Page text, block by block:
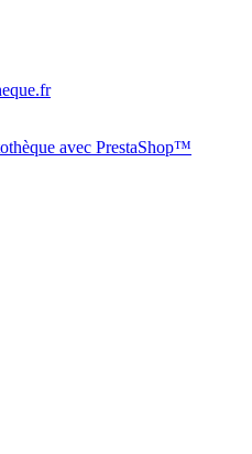
avec PrestaShop™